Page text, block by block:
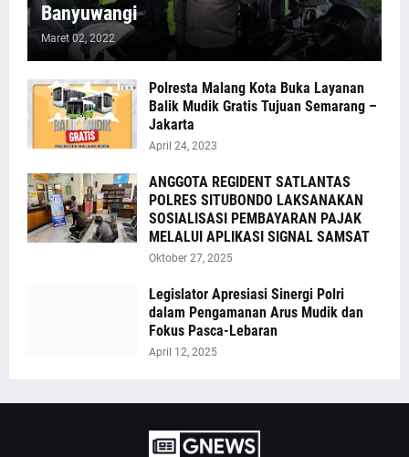
Banyuwangi
Maret 02, 2022
Polresta Malang Kota Buka Layanan
Balik Mudik Gratis Tujuan Semarang –
Jakarta
April 24, 2023
ANGGOTA REGIDENT SATLANTAS
POLRES SITUBONDO LAKSANAKAN
SOSIALISASI PEMBAYARAN PAJAK
MELALUI APLIKASI SIGNAL SAMSAT
Oktober 27, 2025
Legislator Apresiasi Sinergi Polri
dalam Pengamanan Arus Mudik dan
Fokus Pasca-Lebaran
April 12, 2025